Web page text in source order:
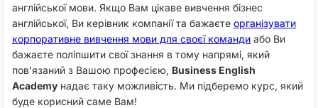
англійської мови. Якщо Вам цікаве вивчення бізнес
англійської, Ви керівник компанії та бажаєте організувати
корпоративне вивчення мови для своєї команди або Ви
бажаєте поліпшити свої знання в тому напрямі, який
пов’язаний з Вашою професією, Business English
Academy надає таку можливість. Ми підберемо курс, який
буде корисний саме Вам!